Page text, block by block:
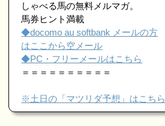
しゃべる馬の無料メルマガ。
馬券ヒント満載
◆docomo au softbank メールの方
はここから空メール
◆PC・フリーメールはこちら
＝＝＝＝＝＝＝＝＝＝
※土日の「マツリダ予想」はこちら